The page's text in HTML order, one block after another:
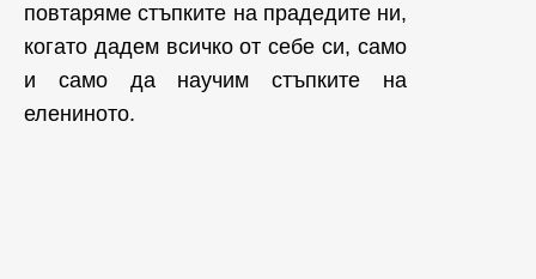
повтаряме стъпките на прадедите ни,
когато дадем всичко от себе си, само
и само да научим стъпките на
елениното.